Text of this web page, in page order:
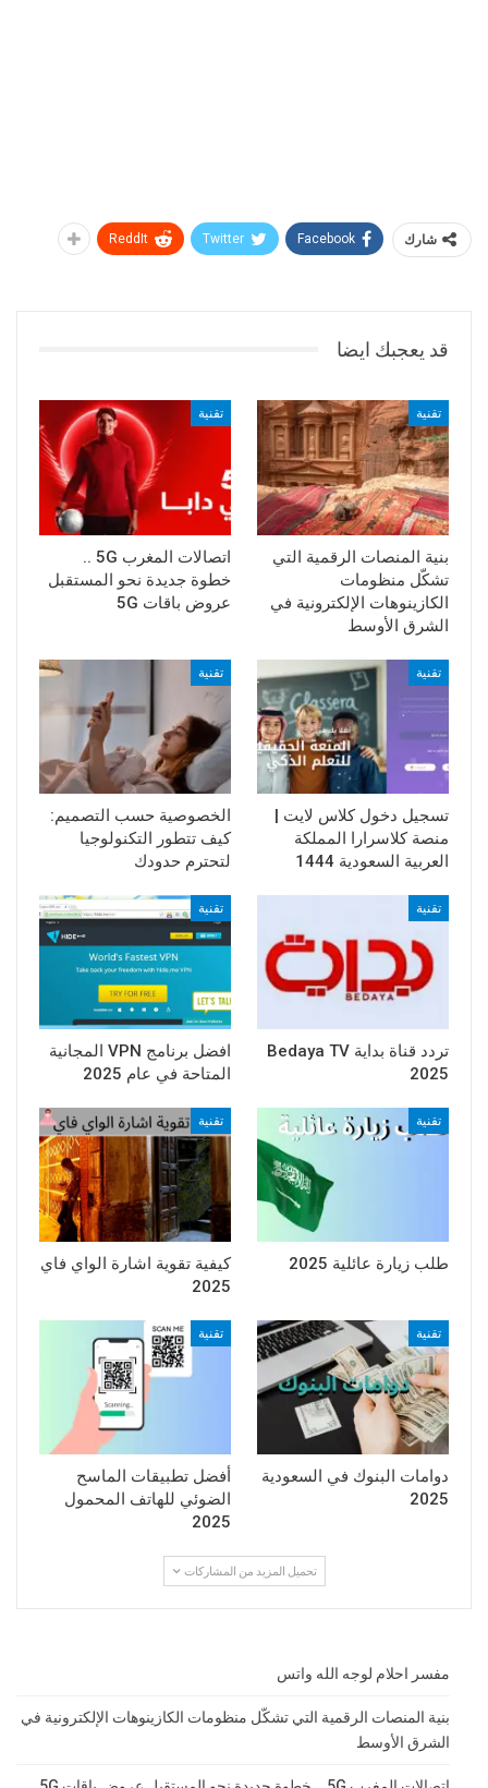
شارك Facebook
Twitter
ReddIt
قد يعجبك ايضا
تقنية
بنية المنصات الرقمية التي
تشكّل منظومات
الكازينوهات الإلكترونية في
الشرق الأوسط
تقنية
اتصالات المغرب 5G ..
خطوة جديدة نحو المستقبل
عروض باقات 5G
تقنية
تسجيل دخول كلاس لايت |
منصة كلاسرارا المملكة
العربية السعودية 1444
تقنية
الخصوصية حسب التصميم:
كيف تتطور التكنولوجيا
لتحترم حدودك
تقنية
تردد قناة بداية Bedaya TV
2025
تقنية
افضل برنامج VPN المجانية
المتاحة في عام 2025
تقنية
طلب زيارة عائلية 2025
تقنية
كيفية تقوية اشارة الواي فاي
2025
تقنية
دوامات البنوك في السعودية
2025
تقنية
أفضل تطبيقات الماسح
الضوئي للهاتف المحمول
2025
تحميل المزيد من المشاركات
مفسر احلام لوجه الله واتس
بنية المنصات الرقمية التي تشكّل منظومات الكازينوهات الإلكترونية في
الشرق الأوسط